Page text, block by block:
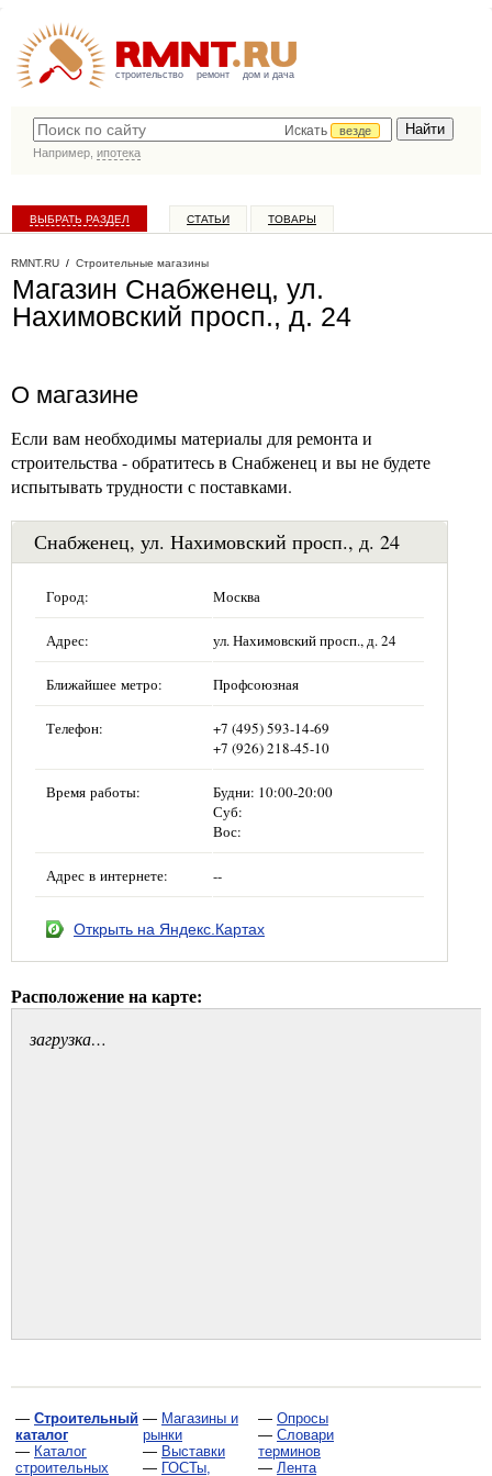
строительство ремонт дом и дача
Искать
везде
Например, ипотека
ВЫБРАТЬ РАЗДЕЛ СТАТЬИ ТОВАРЫ
RMNT.RU / Строительные магазины
Магазин Снабженец, ул.
Нахимовский просп., д. 24
О магазине
Если вам необходимы материалы для ремонта и
строительства - обратитесь в Снабженец и вы не будете
испытывать трудности с поставками.
Снабженец, ул. Нахимовский просп., д. 24
Город: Москва
Адрес: ул. Нахимовский просп., д. 24
Ближайшее метро: Профсоюзная
Телефон:
+7 (495) 593-14-69
+7 (926) 218-45-10
Время работы:
Будни: 10:00-20:00
Суб:
Вос:
Адрес в интернете: --
Открыть на Яндекс.Картах
Расположение на карте:
загрузка…
— Строительный
каталог
— Каталог
строительных
— Магазины и
рынки
— Выставки
— ГОСТы,
— Опросы
— Словари
терминов
— Лента